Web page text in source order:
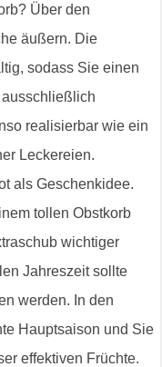
Über den
äußern. Die
sodass Sie einen
realisierbar wie ein
Leckereien.
als Geschenkidee.
tollen Obstkorb
wichtiger
Jahreszeit sollte
werden. In den
Hauptsaison und Sie
effektiven Früchte.